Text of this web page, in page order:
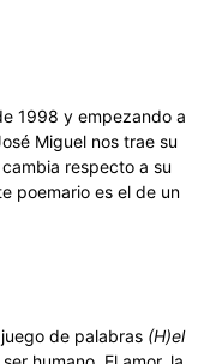
1998 y empezando a
Miguel nos trae su
respecto a su
poemario es el de un
de palabras (H)el